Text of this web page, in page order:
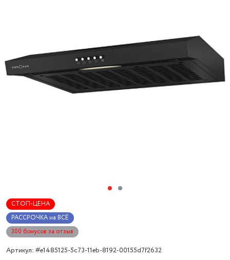
СТОП-ЦЕНА
РАССРОЧКА на ВСЁ
300 бонусов за отзыв
Артикул: #e1485125-5c73-11eb-8192-00155d7f2632